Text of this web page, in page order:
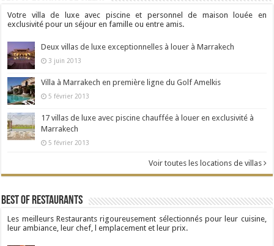
Votre villa de luxe avec piscine et personnel de maison louée en
exclusivité pour un séjour en famille ou entre amis.
Deux villas de luxe exceptionnelles à louer à Marrakech
3 juin 2013
Villa à Marrakech en première ligne du Golf Amelkis
5 février 2013
17 villas de luxe avec piscine chauffée à louer en exclusivité à
Marrakech
5 février 2013
Voir toutes les locations de villas
Best Of Restaurants
Les meilleurs Restaurants rigoureusement sélectionnés pour leur cuisine,
leur ambiance, leur chef, l emplacement et leur prix.